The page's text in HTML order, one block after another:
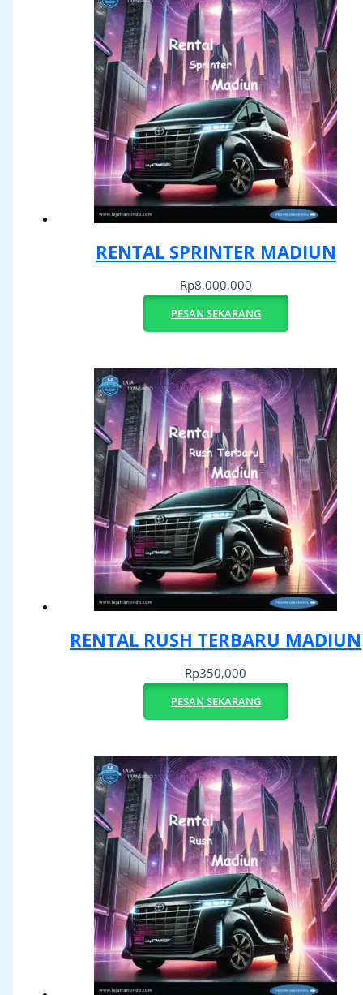
RENTAL SPRINTER MADIUN
Rp8,000,000
PESAN SEKARANG
RENTAL RUSH TERBARU MADIUN
Rp350,000
PESAN SEKARANG